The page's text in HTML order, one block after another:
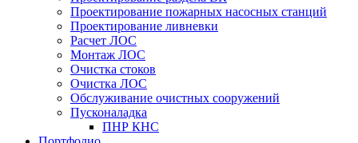
Проектирование пожарных насосных станций
Проектирование ливневки
Расчет ЛОС
Монтаж ЛОС
Очистка стоков
Очистка ЛОС
Обслуживание очистных сооружений
Пусконаладка
ПНР КНС